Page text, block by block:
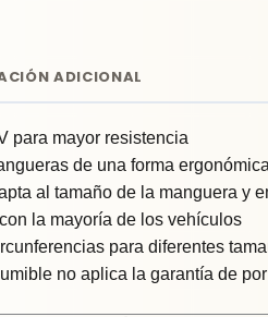
ADICIONAL
para mayor resistencia
de una forma
al tamaño de la manguera y
la mayoría de los vehículos
para diferentes
no aplica la garantía de